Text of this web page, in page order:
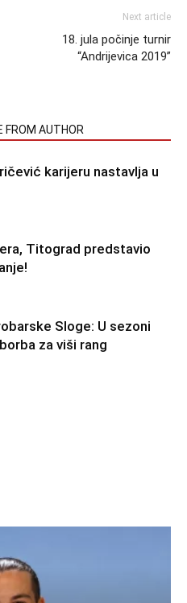
Next article
18. jula počinje turnir
“Andrijevica 2019”
FROM AUTHOR
karijeru nastavlja u
Titograd predstavio
Sloge: U sezoni
za viši rang